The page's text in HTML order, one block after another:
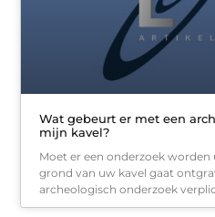
Wat gebeurt er met een
mijn kavel?
Moet er een onderzoek
grond van uw kavel gaat
archeologisch onderzoek